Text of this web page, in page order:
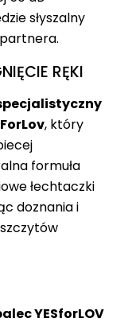
słyszalny
RĘKI
, który
formuła
łechtaczki
doznania i
YESforLOV